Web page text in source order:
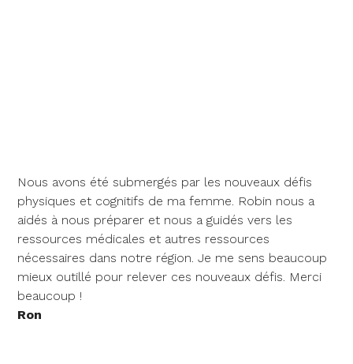
Nous avons été submergés par les nouveaux défis
physiques et cognitifs de ma femme. Robin nous a
aidés à nous préparer et nous a guidés vers les
ressources médicales et autres ressources
nécessaires dans notre région. Je me sens beaucoup
mieux outillé pour relever ces nouveaux défis. Merci
beaucoup !
Ron